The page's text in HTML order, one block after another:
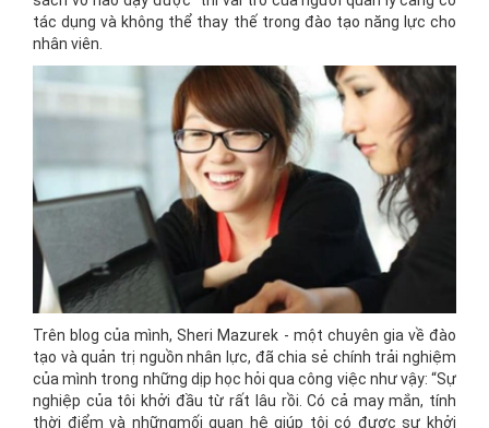
tác dụng và không thể thay thế trong đào tạo năng lực cho
nhân viên.
Trên blog của mình, Sheri Mazurek - một chuyên gia về đào
tạo và quản trị nguồn nhân lực, đã chia sẻ chính trải nghiệm
của mình trong những dịp học hỏi qua công việc như vậy: “Sự
nghiệp của tôi khởi đầu từ rất lâu rồi. Có cả may mắn, tính
thời điểm và nhữngmối quan hệ giúp tôi có được sự khởi